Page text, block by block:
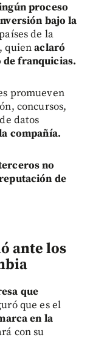
proceso
bajo la
de la
quienaclaró
de franquicias.
promueven
concursos,
datos
compañía.
no
de
ante los
que
que es el
en la
con su